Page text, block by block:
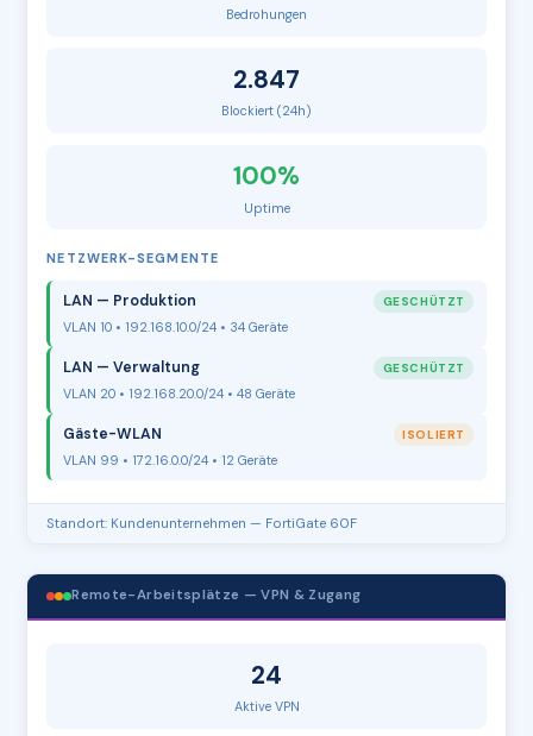
Bedrohungen
2.847
Blockiert (24h)
100%
Uptime
NETZWERK-SEGMENTE
LAN — Produktion GESCHÜTZT
VLAN 10 • 192.168.10.0/24 • 34 Geräte
LAN — Verwaltung GESCHÜTZT
VLAN 20 • 192.168.20.0/24 • 48 Geräte
Gäste-WLAN ISOLIERT
VLAN 99 • 172.16.0.0/24 • 12 Geräte
Standort: Kundenunternehmen — FortiGate 60F
Remote-Arbeitsplätze — VPN & Zugang
24
Aktive VPN